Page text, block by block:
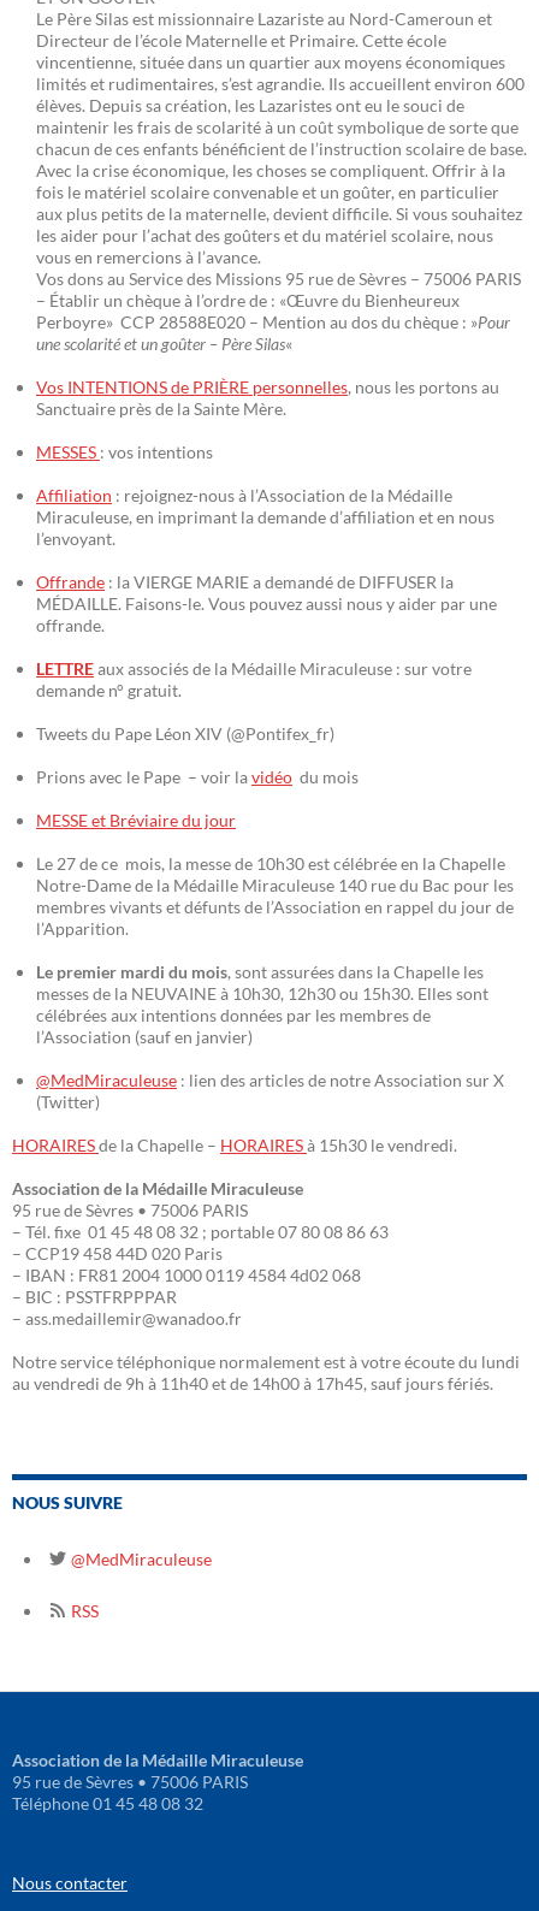
Le Père Silas est missionnaire Lazariste au Nord-Cameroun et
Directeur de l’école Maternelle et Primaire. Cette école
vincentienne, située dans un quartier aux moyens économiques
limités et rudimentaires, s’est agrandie. Ils accueillent environ 600
élèves. Depuis sa création, les Lazaristes ont eu le souci de
maintenir les frais de scolarité à un coût symbolique de sorte que
chacun de ces enfants bénéficient de l’instruction scolaire de base.
Avec la crise économique, les choses se compliquent. Offrir à la
fois le matériel scolaire convenable et un goûter, en particulier
aux plus petits de la maternelle, devient difficile. Si vous souhaitez
les aider pour l’achat des goûters et du matériel scolaire, nous
vous en remercions à l’avance.
Vos dons au Service des Missions 95 rue de Sèvres – 75006 PARIS
– Établir un chèque à l’ordre de : «Œuvre du Bienheureux
Perboyre» CCP 28588E020 – Mention au dos du chèque : »Pour
une scolarité et un goûter – Père Silas«
Vos INTENTIONS de PRIÈRE personnelles, nous les portons au
Sanctuaire près de la Sainte Mère.
MESSES : vos intentions
Affiliation : rejoignez-nous à l’Association de la Médaille
Miraculeuse, en imprimant la demande d’affiliation et en nous
l’envoyant.
Offrande : la VIERGE MARIE a demandé de DIFFUSER la
MÉDAILLE. Faisons-le. Vous pouvez aussi nous y aider par une
offrande.
LETTREaux associés de la Médaille Miraculeuse : sur votre
demande n° gratuit.
Tweets du Pape Léon XIV (@Pontifex_fr)
Prions avec le Pape – voir lavidéo du mois
MESSE et Bréviaire du jour
Le 27 de ce mois, la messe de 10h30 est célébrée en la Chapelle
Notre-Dame de la Médaille Miraculeuse 140 rue du Bac pour les
membres vivants et défunts de l’Association en rappel du jour de
l’Apparition.
Le premier mardi du mois, sont assurées dans la Chapelle les
messes de la NEUVAINE à 10h30, 12h30 ou 15h30. Elles sont
célébrées aux intentions données par les membres de
l’Association (sauf en janvier)
@MedMiraculeuse : lien des articles de notre Association sur X
(Twitter)
HORAIRESde la Chapelle – HORAIRESà 15h30 le vendredi.
Association de la Médaille Miraculeuse
95 rue de Sèvres • 75006 PARIS
– Tél. fixe 01 45 48 08 32 ; portable 07 80 08 86 63
– CCP19 458 44D 020 Paris
– IBAN : FR81 2004 1000 0119 4584 4d02 068
– BIC : PSSTFRPPPAR
– ass.medaillemir@wanadoo.fr
Notre service téléphonique normalement est à votre écoute du lundi
au vendredi de 9h à 11h40 et de 14h00 à 17h45, sauf jours fériés.
NOUS SUIVRE
@MedMiraculeuse
RSS
Association de la Médaille Miraculeuse
95 rue de Sèvres • 75006 PARIS
Téléphone 01 45 48 08 32
Nous contacter